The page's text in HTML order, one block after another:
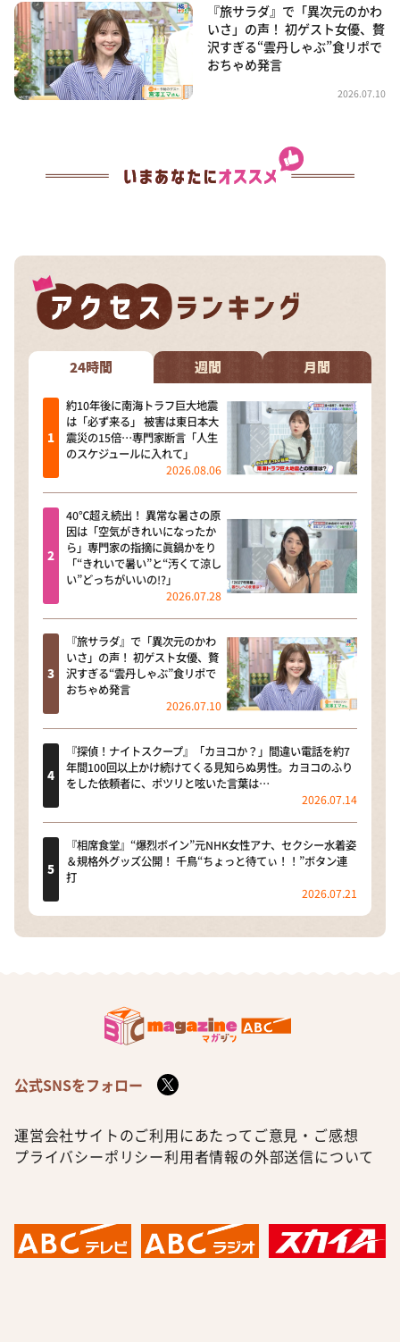
『旅サラダ』で「異次元のかわ
いさ」の声！ 初ゲスト女優、贅
沢すぎる“雲丹しゃぶ”食リポで
おちゃめ発言
2026.07.10
24時間 週間 月間
約10年後に南海トラフ巨大地震
は「必ず来る」 被害は東日本大
震災の15倍…専門家断言「人生
のスケジュールに入れて」
2026.08.06
40℃超え続出！ 異常な暑さの原
因は「空気がきれいになったか
ら」専門家の指摘に眞鍋かをり
「“きれいで暑い”と“汚くて涼し
い”どっちがいいの!?」
2026.07.28
『旅サラダ』で「異次元のかわ
いさ」の声！ 初ゲスト女優、贅
沢すぎる“雲丹しゃぶ”食リポで
おちゃめ発言
2026.07.10
『探偵！ナイトスクープ』「カヨコか？」間違い電話を約7
年間100回以上かけ続けてくる見知らぬ男性。カヨコのふり
をした依頼者に、ポツリと呟いた言葉は…
2026.07.14
『相席食堂』“爆烈ボイン”元NHK女性アナ、セクシー水着姿
＆規格外グッズ公開！ 千鳥“ちょっと待てぃ！！”ボタン連
打
2026.07.21
公式SNSをフォロー
運営会社サイトのご利用にあたって ご意見・ご感想
プライバシーポリシー利用者情報の外部送信について